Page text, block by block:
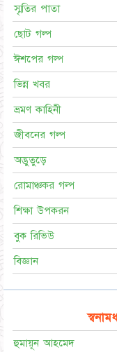
স্মৃতির পাতা
ছোট গল্প
ঈশপের গল্প
ভিন্ন খবর
ভ্রমণ কাহিনী
জীবনের গল্প
অদ্ভুতুড়ে
রোমাঞ্চকর গল্প
শিক্ষা উপকরন
বুক রিভিউ
বিজ্ঞান
হুমায়ূন আহমেদ